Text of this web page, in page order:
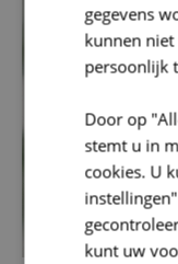
gegevens
kunnen
persoonlijk
Door op
stemt u in
cookies. U
kunt uw